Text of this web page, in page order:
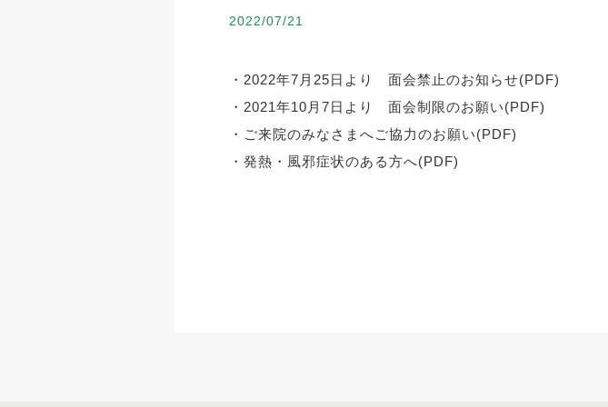
2022/07/21
・2022年7月25日より 面会禁止のお知らせ(PDF)
・2021年10月7日より 面会制限のお願い(PDF)
・ご来院のみなさまへご協力のお願い(PDF)
・発熱・風邪症状のある方へ(PDF)